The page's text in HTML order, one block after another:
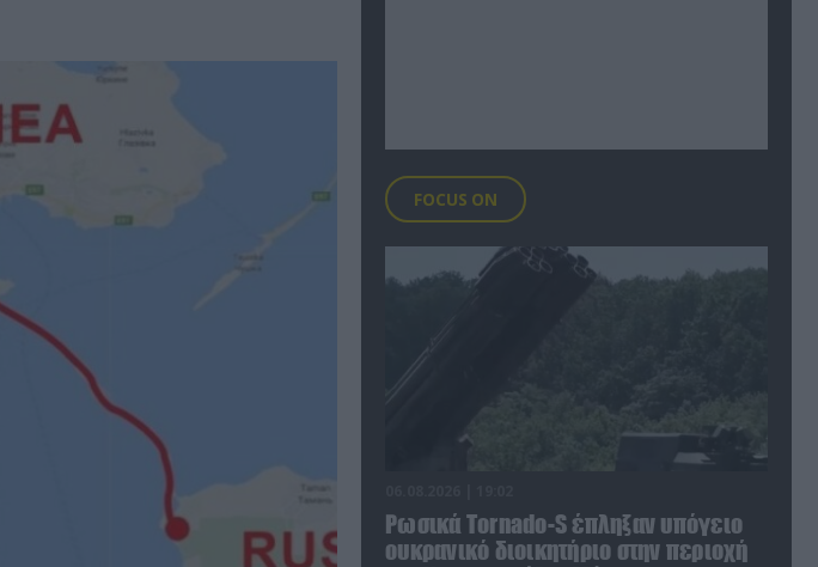
FOCUS ON
Ρωσικά Tornado-S έπληξαν υπόγειο
ουκρανικό διοικητήριο στην περιοχή